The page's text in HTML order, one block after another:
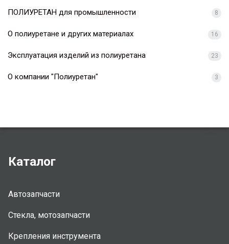
ПОЛИУРЕТАН для промышленности 8
О полиуретане и других материалах 16
Эксплуатация изделий из полиуретана 23
О компании "Полиуретан" 3
Каталог
Автозапчасти
Стекла, мотозапчасти
Крепления инструмента